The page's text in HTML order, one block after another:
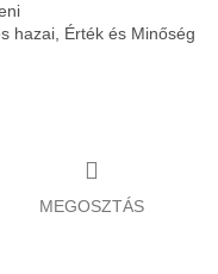
hazai, Érték és Minőség
MEGOSZTÁS